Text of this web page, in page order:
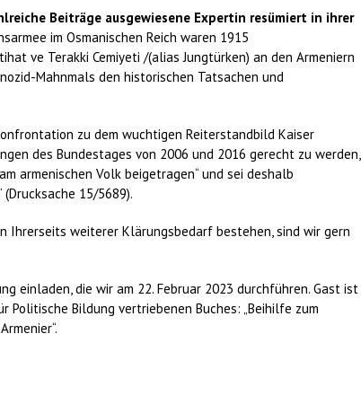
Beiträge ausgewiesene Expertin resümiert in ihrer
im Osmanischen Reich waren 1915
ve Terakki Cemiyeti /(alias Jungtürken) an den Armeniern
Mahnmals den historischen Tatsachen und
zu dem wuchtigen Reiterstandbild Kaiser
des Bundestages von 2006 und 2016 gerecht zu werden,
armenischen Volk beigetragen“ und sei deshalb
15/5689).
weiterer Klärungsbedarf bestehen, sind wir gern
einladen, die wir am 22. Februar 2023 durchführen. Gast ist
Bildung vertriebenen Buches: „Beihilfe zum